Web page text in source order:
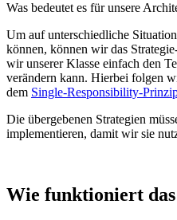
Was bedeutet es für unsere
Um auf unterschiedliche
können, können wir das
wir unserer Klasse einfach den
verändern kann. Hierbei folgen
dem Single-Responsibility-
Die übergebenen Strategien
implementieren, damit wir sie
Wie funktioniert